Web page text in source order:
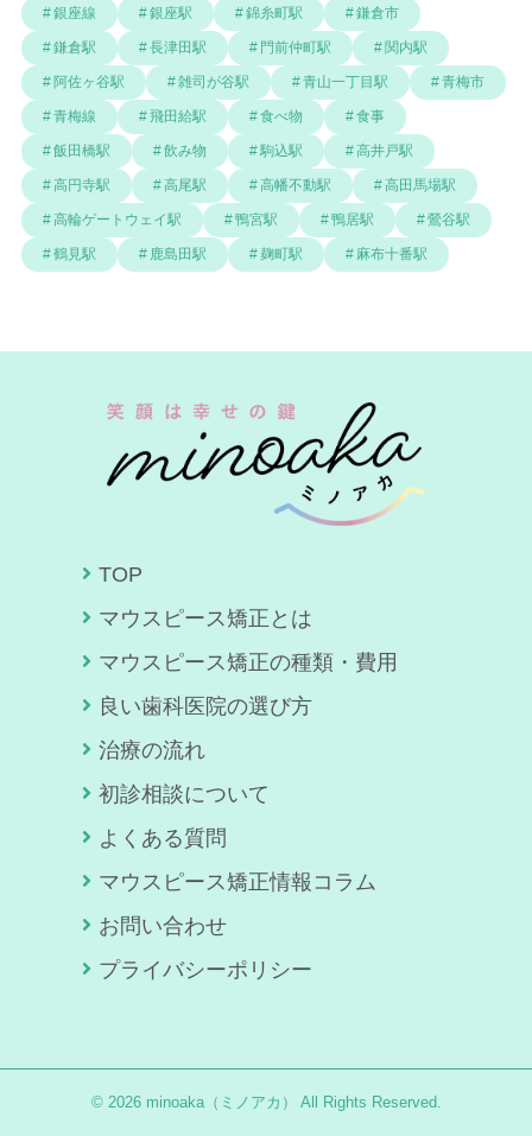
銀座線 銀座駅 錦糸町駅 鎌倉市
鎌倉駅 長津田駅 門前仲町駅 関内駅
阿佐ヶ谷駅 雑司が谷駅 青山一丁目駅 青梅市
青梅線 飛田給駅 食べ物 食事
飯田橋駅 飲み物 駒込駅 高井戸駅
高円寺駅 高尾駅 高幡不動駅 高田馬場駅
高輪ゲートウェイ駅 鴨宮駅 鴨居駅 鶯谷駅
鶴見駅 鹿島田駅 麹町駅 麻布十番駅
TOP
マウスピース矯正とは
マウスピース矯正の種類・費用
良い歯科医院の選び方
治療の流れ
初診相談について
よくある質問
マウスピース矯正情報コラム
お問い合わせ
プライバシーポリシー
© 2026 minoaka（ミノアカ） All Rights Reserved.